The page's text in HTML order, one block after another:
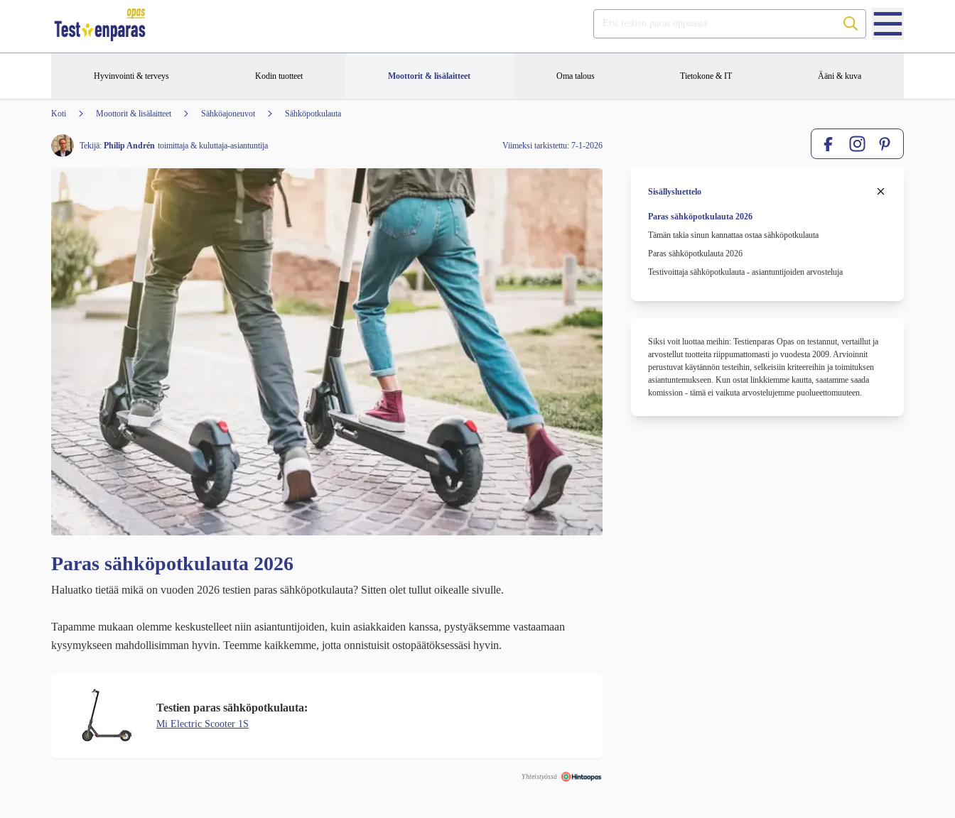
Hyvinvointi & terveys Kodin tuotteet Moottorit & lisälaitteet Oma talous Tietokone & IT Ääni & kuva
Koti Moottorit & lisälaitteet Sähköajoneuvot Sähköpotkulauta
Tekijä: Philip Andrén toimittaja & kuluttaja-asiantuntija Viimeksi tarkistettu: 7-1-2026
Paras sähköpotkulauta 2026
Haluatko tietää mikä on vuoden 2026 testien paras sähköpotkulauta? Sitten olet tullut oikealle sivulle.
Tapamme mukaan olemme keskustelleet niin asiantuntijoiden, kuin asiakkaiden kanssa, pystyäksemme vastaamaan
kysymykseen mahdollisimman hyvin. Teemme kaikkemme, jotta onnistuisit ostopäätöksessäsi hyvin.
Testien paras sähköpotkulauta:
Mi Electric Scooter 1S
Yhteistyössä
FacebookInstagramPinterest
Sisällysluettelo
Paras sähköpotkulauta 2026
Tämän takia sinun kannattaa ostaa sähköpotkulauta
Paras sähköpotkulauta 2026
Testivoittaja sähköpotkulauta - asiantuntijoiden arvosteluja
Siksi voit luottaa meihin: Testienparas Opas on testannut, vertaillut ja
arvostellut tuotteita riippumattomasti jo vuodesta 2009. Arvioinnit
perustuvat käytännön testeihin, selkeisiin kriteereihin ja toimituksen
asiantuntemukseen. Kun ostat linkkiemme kautta, saatamme saada
komission - tämä ei vaikuta arvostelujemme puolueettomuuteen.